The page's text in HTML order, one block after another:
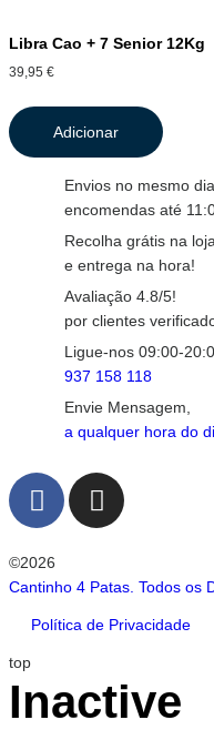
Libra Cao + 7 Senior 12Kg
39,95 €
Adicionar
Envios no mesmo dia
encomendas até
Recolha grátis na
e entrega na hora!
Avaliação 4.8/5!
por clientes
Ligue-nos 09:00-
937 158 118
Envie Mensagem,
a qualquer hora do
©2026
Cantinho 4 Patas. Todos os
Política de Privacidade
top
Inactive